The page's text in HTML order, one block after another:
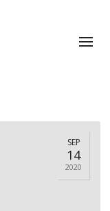
SEP
14
2020